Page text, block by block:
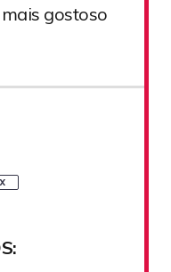
gostoso